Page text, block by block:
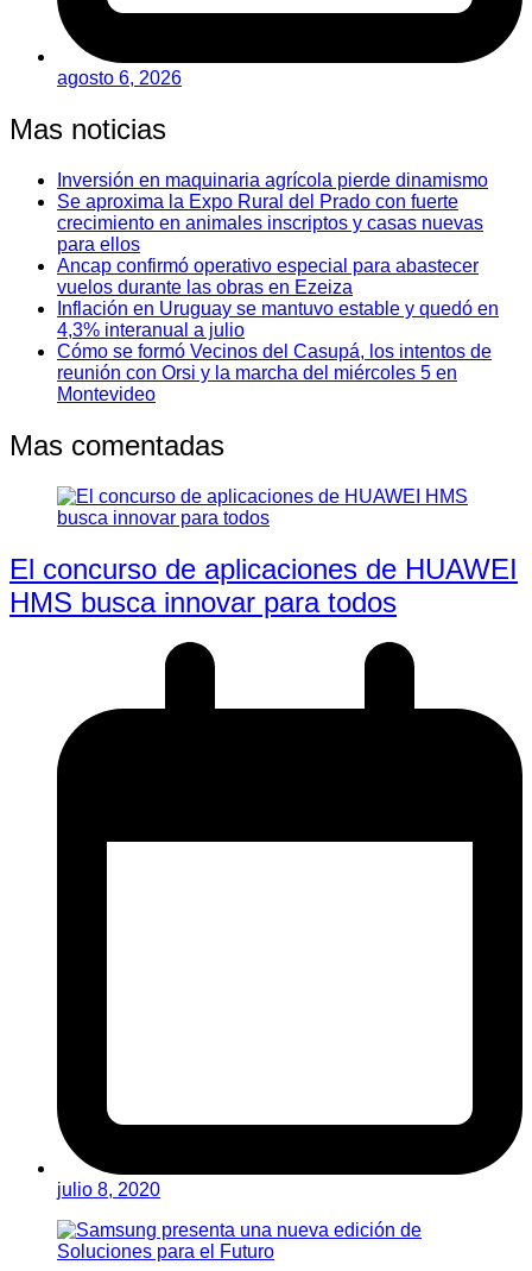
agosto 6, 2026
Mas noticias
Inversión en maquinaria agrícola pierde dinamismo
Se aproxima la Expo Rural del Prado con fuerte
crecimiento en animales inscriptos y casas nuevas
para ellos
Ancap confirmó operativo especial para abastecer
vuelos durante las obras en Ezeiza
Inflación en Uruguay se mantuvo estable y quedó en
4,3% interanual a julio
Cómo se formó Vecinos del Casupá, los intentos de
reunión con Orsi y la marcha del miércoles 5 en
Montevideo
Mas comentadas
El concurso de aplicaciones de HUAWEI
HMS busca innovar para todos
julio 8, 2020